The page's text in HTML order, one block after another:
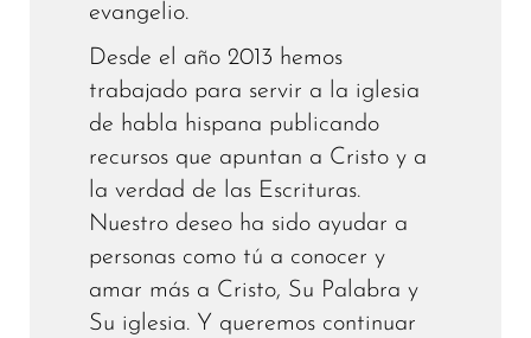
evangelio.
Desde el año 2013 hemos
trabajado para servir a la iglesia
de habla hispana publicando
recursos que apuntan a Cristo y a
la verdad de las Escrituras.
Nuestro deseo ha sido ayudar a
personas como tú a conocer y
amar más a Cristo, Su Palabra y
Su iglesia. Y queremos continuar